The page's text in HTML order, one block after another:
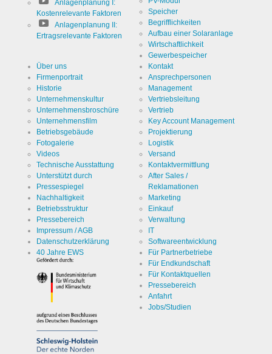
Anlagenplanung I:
Kostenrelevante Faktoren
Anlagenplanung II:
Ertragsrelevante Faktoren
Speicher
Begrifflichkeiten
Aufbau einer Solaranlage
Wirtschaftlichkeit
Gewerbespeicher
Über uns
Firmenportrait
Historie
Unternehmenskultur
Unternehmensbroschüre
Unternehmensfilm
Betriebsgebäude
Fotogalerie
Videos
Technische Ausstattung
Unterstützt durch
Pressespiegel
Nachhaltigkeit
Betriebsstruktur
Pressebereich
Impressum / AGB
Datenschutzerklärung
40 Jahre EWS
Kontakt
Ansprechpersonen
Management
Vertriebsleitung
Vertrieb
Key Account Management
Projektierung
Logistik
Versand
Kontaktvermittlung
After Sales /
Reklamationen
Marketing
Einkauf
Verwaltung
IT
Softwareentwicklung
Für Partnerbetriebe
Für Endkundschaft
Für Kontaktquellen
Pressebereich
Anfahrt
Jobs/Studien